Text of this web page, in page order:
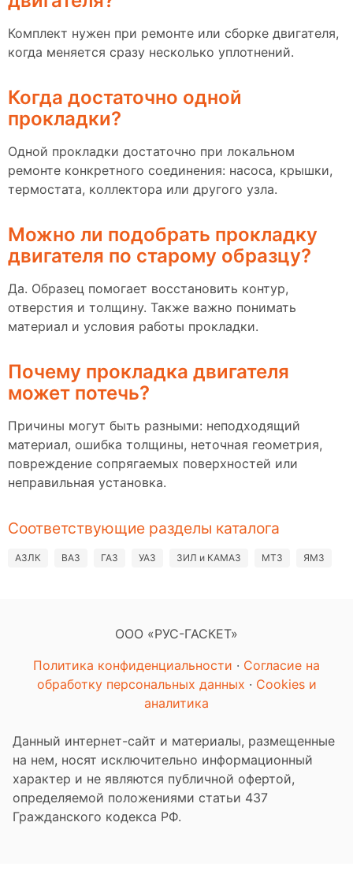
Комплект нужен при ремонте или сборке двигателя,
когда меняется сразу несколько уплотнений.
Когда достаточно одной
прокладки?
Одной прокладки достаточно при локальном
ремонте конкретного соединения: насоса, крышки,
термостата, коллектора или другого узла.
Можно ли подобрать прокладку
двигателя по старому образцу?
Да. Образец помогает восстановить контур,
отверстия и толщину. Также важно понимать
материал и условия работы прокладки.
Почему прокладка двигателя
может потечь?
Причины могут быть разными: неподходящий
материал, ошибка толщины, неточная геометрия,
повреждение сопрягаемых поверхностей или
неправильная установка.
Соответствующие разделы каталога
АЗЛК ВАЗ ГАЗ УАЗ ЗИЛ и КАМАЗ МТЗ ЯМЗ
ООО «РУС-ГАСКЕТ»
Политика конфиденциальности · Согласие на
обработку персональных данных · Cookies и
аналитика
Данный интернет-сайт и материалы, размещенные
на нем, носят исключительно информационный
характер и не являются публичной офертой,
определяемой положениями статьи 437
Гражданского кодекса РФ.